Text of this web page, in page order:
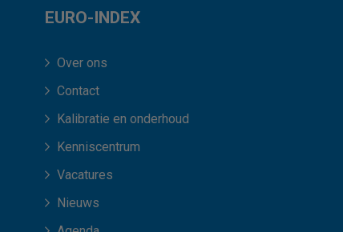
EURO-INDEX
Over ons
Contact
Kalibratie en onderhoud
Kenniscentrum
Vacatures
Nieuws